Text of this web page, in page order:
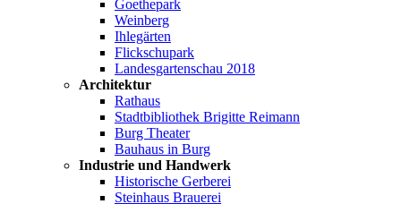
Goethepark
Weinberg
Ihlegärten
Flickschupark
Landesgartenschau 2018
Architektur
Rathaus
Stadtbibliothek Brigitte Reimann
Burg Theater
Bauhaus in Burg
Industrie und Handwerk
Historische Gerberei
Steinhaus Brauerei